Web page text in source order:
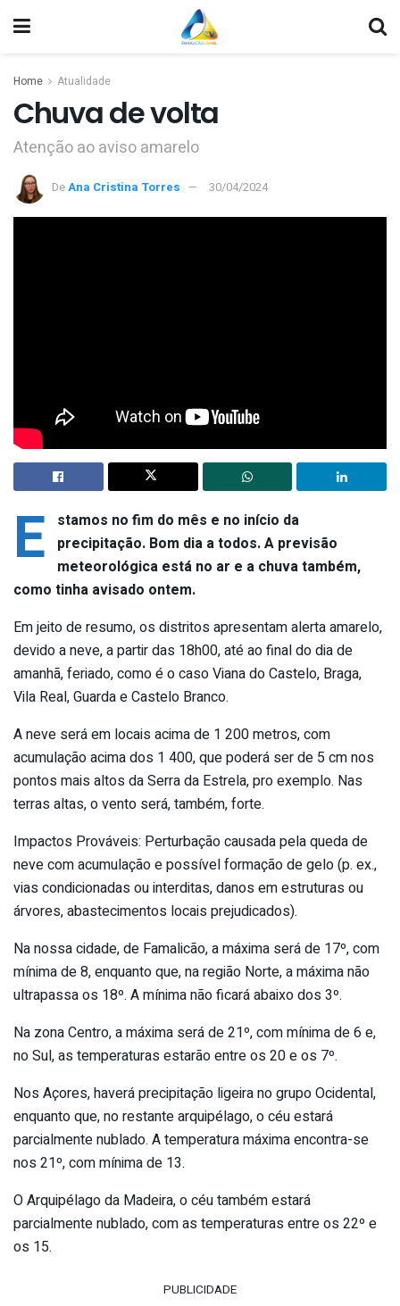
Home Atualidade
Chuva de volta
Atenção ao aviso amarelo
DeAna Cristina Torres 30/04/2024
E
stamos no fim do mês e no início da
precipitação. Bom dia a todos. A previsão
meteorológica está no ar e a chuva também,
como tinha avisado ontem.
Em jeito de resumo, os distritos apresentam alerta amarelo,
devido a neve, a partir das 18h00, até ao final do dia de
amanhã, feriado, como é o caso Viana do Castelo, Braga,
Vila Real, Guarda e Castelo Branco.
A neve será em locais acima de 1 200 metros, com
acumulação acima dos 1 400, que poderá ser de 5 cm nos
pontos mais altos da Serra da Estrela, pro exemplo. Nas
terras altas, o vento será, também, forte.
Impactos Prováveis: Perturbação causada pela queda de
neve com acumulação e possível formação de gelo (p. ex.,
vias condicionadas ou interditas, danos em estruturas ou
árvores, abastecimentos locais prejudicados).
Na nossa cidade, de Famalicão, a máxima será de 17º, com
mínima de 8, enquanto que, na região Norte, a máxima não
ultrapassa os 18º. A mínima não ficará abaixo dos 3º.
Na zona Centro, a máxima será de 21º, com mínima de 6 e,
no Sul, as temperaturas estarão entre os 20 e os 7º.
Nos Açores, haverá precipitação ligeira no grupo Ocidental,
enquanto que, no restante arquipélago, o céu estará
parcialmente nublado. A temperatura máxima encontra-se
nos 21º, com mínima de 13.
O Arquipélago da Madeira, o céu também estará
parcialmente nublado, com as temperaturas entre os 22º e
os 15.
PUBLICIDADE